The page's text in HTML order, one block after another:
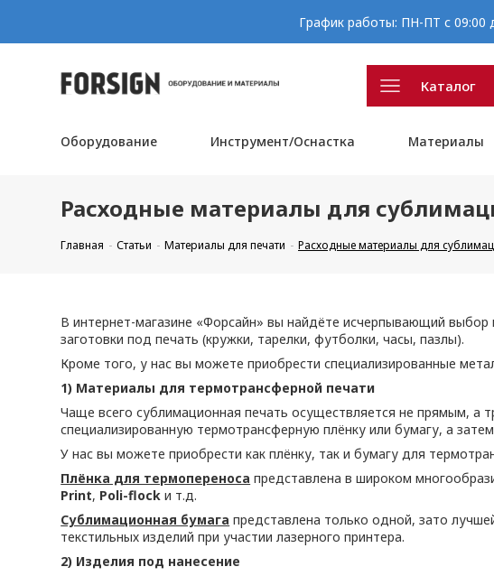
График работы: ПН-ПТ с 09:00
Каталог
Оборудование Инструмент/Оснастка Материалы
Расходные материалы для
Главная Статьи Материалы для печати Расходные материалы для
В интернет-магазине «Форсайн» вы найдёте исчерпывающий
заготовки под печать (кружки, тарелки, футболки, часы, пазлы).
Кроме того, у нас вы можете приобрести специализированные
1) Материалы для термотрансферной печати
Чаще всего сублимационная печать осуществляется не прямым, а
специализированную термотрансферную плёнку или бумагу, а
У нас вы можете приобрести как плёнку, так и бумагу для
Плёнка для термопереноса представлена в широком
Print, Poli-flock и т.д.
Сублимационная бумага представлена только одной, зато
текстильных изделий при участии лазерного принтера.
2) Изделия под нанесение